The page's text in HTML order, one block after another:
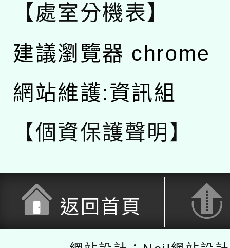
【處室分機表】
建議瀏覽器 chrome
網站維護:資訊組
【個資保護聲明】
返回首頁